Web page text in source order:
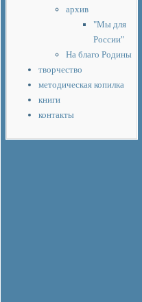
архив
"Мы для
России"
На благо Родины
творчество
методическая копилка
книги
контакты